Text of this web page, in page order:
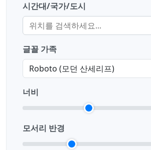
시간대/국가/도시
글꼴 가족
너비
모서리 반경